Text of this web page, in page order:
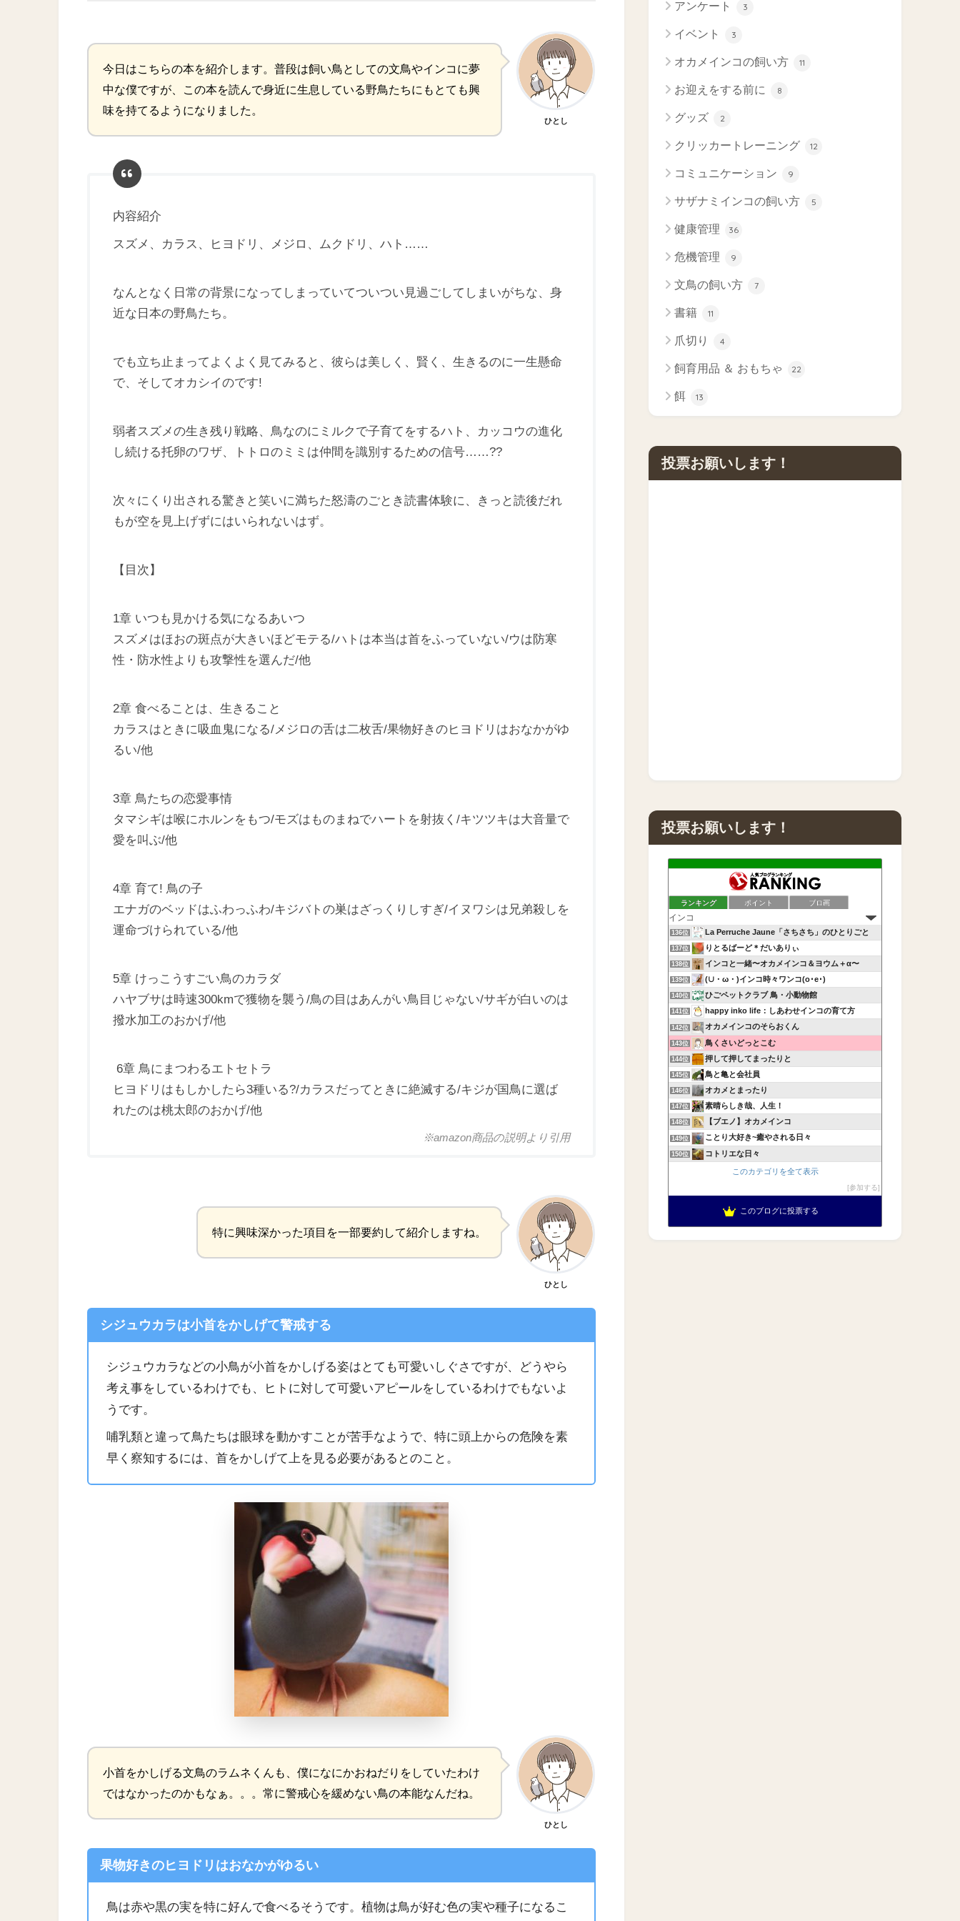
今日はこちらの本を紹介します。普段は飼い鳥としての文鳥やインコに夢
中な僕ですが、この本を読んで身近に生息している野鳥たちにもとても興
味を持てるようになりました。
ひとし
内容紹介
スズメ、カラス、ヒヨドリ、メジロ、ムクドリ、ハト……
なんとなく日常の背景になってしまっていてついつい見過ごしてしまいがちな、身
近な日本の野鳥たち。
でも立ち止まってよくよく見てみると、彼らは美しく、賢く、生きるのに一生懸命
で、そしてオカシイのです!
弱者スズメの生き残り戦略、鳥なのにミルクで子育てをするハト、カッコウの進化
し続ける托卵のワザ、トトロのミミは仲間を識別するための信号……??
次々にくり出される驚きと笑いに満ちた怒濤のごとき読書体験に、きっと読後だれ
もが空を見上げずにはいられないはず。
【目次】
1章 いつも見かける気になるあいつ
スズメはほおの斑点が大きいほどモテる/ハトは本当は首をふっていない/ウは防寒
性・防水性よりも攻撃性を選んだ/他
2章 食べることは、生きること
カラスはときに吸血鬼になる/メジロの舌は二枚舌/果物好きのヒヨドリはおなかがゆ
るい/他
3章 鳥たちの恋愛事情
タマシギは喉にホルンをもつ/モズはものまねでハートを射抜く/キツツキは大音量で
愛を叫ぶ/他
4章 育て! 鳥の子
エナガのベッドはふわっふわ/キジバトの巣はざっくりしすぎ/イヌワシは兄弟殺しを
運命づけられている/他
5章 けっこうすごい鳥のカラダ
ハヤブサは時速300kmで獲物を襲う/鳥の目はあんがい鳥目じゃない/サギが白いのは
撥水加工のおかげ/他
6章 鳥にまつわるエトセトラ
ヒヨドリはもしかしたら3種いる?/カラスだってときに絶滅する/キジが国鳥に選ば
れたのは桃太郎のおかげ/他
※amazon商品の説明より引用
特に興味深かった項目を一部要約して紹介しますね。
ひとし
シジュウカラは小首をかしげて警戒する
シジュウカラなどの小鳥が小首をかしげる姿はとても可愛いしぐさですが、どうやら
考え事をしているわけでも、ヒトに対して可愛いアピールをしているわけでもないよ
うです。
哺乳類と違って鳥たちは眼球を動かすことが苦手なようで、特に頭上からの危険を素
早く察知するには、首をかしげて上を見る必要があるとのこと。
小首をかしげる文鳥のラムネくんも、僕になにかおねだりをしていたわけ
ではなかったのかもなぁ。。。常に警戒心を緩めない鳥の本能なんだね。
ひとし
果物好きのヒヨドリはおなかがゆるい
鳥は赤や黒の実を特に好んで食べるそうです。植物は鳥が好む色の実や種子になるこ
アンケート 3
イベント 3
オカメインコの飼い方 11
お迎えをする前に 8
グッズ 2
クリッカートレーニング 12
コミュニケーション 9
サザナミインコの飼い方 5
健康管理 36
危機管理 9
文鳥の飼い方 7
書籍 11
爪切り 4
飼育用品 ＆ おもちゃ 22
餌 13
投票お願いします！
投票お願いします！
ランキング ポイント ブロ画
136位 La Perruche Jaune「さちさち」のひとりごと
137位 りとるばーど＊だいありぃ
138位 インコと一緒〜オカメインコ＆ヨウム＋α〜
139位 (∪・ω・)インコ時々ワンコ(o･e･)
140位 ひごペットクラブ 鳥・小動物館
141位 happy inko life：しあわせインコの育て方
142位 オカメインコのそらおくん
143位 鳥くさいどっとこむ
144位 押して押してまったりと
145位 鳥と亀と会社員
146位 オカメとまったり
147位 素晴らしき哉、人生！
148位 【ブエノ】オカメインコ
149位 ことり大好き~癒やされる日々
150位 コトリエな日々
このカテゴリを全て表示
参加する
このブログに投票する